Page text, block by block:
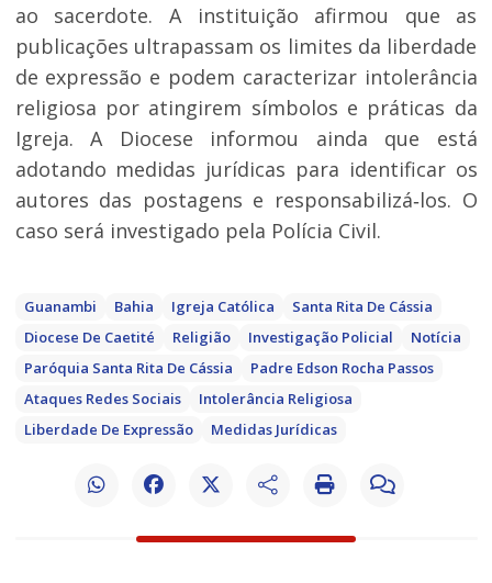
ao sacerdote. A instituição afirmou que as
publicações ultrapassam os limites da liberdade
de expressão e podem caracterizar intolerância
religiosa por atingirem símbolos e práticas da
Igreja. A Diocese informou ainda que está
adotando medidas jurídicas para identificar os
autores das postagens e responsabilizá‑los. O
caso será investigado pela Polícia Civil.
Guanambi Bahia Igreja Católica
Santa Rita De Cássia
Diocese De Caetité
Religião Investigação Policial
Notícia
Paróquia Santa Rita De Cássia
Padre Edson Rocha Passos
Ataques Redes Sociais
Intolerância Religiosa
Liberdade De Expressão
Medidas Jurídicas